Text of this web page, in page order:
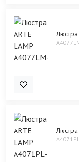
Люстра
Люстра